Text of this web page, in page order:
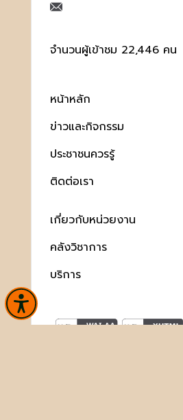
จำนวนผู้เข้าชม 22,446 คน
หน้าหลัก
ข่าวและกิจกรรม
ประชาชนควรรู้
ติดต่อเรา
เกี่ยวกับหน่วยงาน
คลังวิชาการ
บริการ